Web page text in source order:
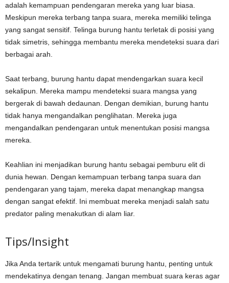
adalah kemampuan pendengaran mereka yang luar biasa.
Meskipun mereka terbang tanpa suara, mereka memiliki telinga
yang sangat sensitif. Telinga burung hantu terletak di posisi yang
tidak simetris, sehingga membantu mereka mendeteksi suara dari
berbagai arah.
Saat terbang, burung hantu dapat mendengarkan suara kecil
sekalipun. Mereka mampu mendeteksi suara mangsa yang
bergerak di bawah dedaunan. Dengan demikian, burung hantu
tidak hanya mengandalkan penglihatan. Mereka juga
mengandalkan pendengaran untuk menentukan posisi mangsa
mereka.
Keahlian ini menjadikan burung hantu sebagai pemburu elit di
dunia hewan. Dengan kemampuan terbang tanpa suara dan
pendengaran yang tajam, mereka dapat menangkap mangsa
dengan sangat efektif. Ini membuat mereka menjadi salah satu
predator paling menakutkan di alam liar.
Tips/Insight
Jika Anda tertarik untuk mengamati burung hantu, penting untuk
mendekatinya dengan tenang. Jangan membuat suara keras agar